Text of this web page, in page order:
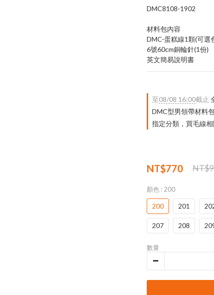
DMC8108-1902
材料包內容
DMC-蛋糕線1顆(可選
6號60cm銅輪針(1份)
英文簡易說明書
至08/08 16:00截止
DMC型男領帶材料
指定分類，買毛線
NT$770
顏色 : 200
200 201
207 208
數量